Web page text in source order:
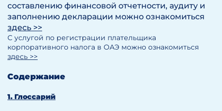
составлению финансовой отчетности, аудиту и
заполнению декларации можно ознакомиться
здесь >>
С услугой по регистрации плательщика
корпоративного налога в ОАЭ можно ознакомиться
здесь >>
Содержание
1. Глоссарий